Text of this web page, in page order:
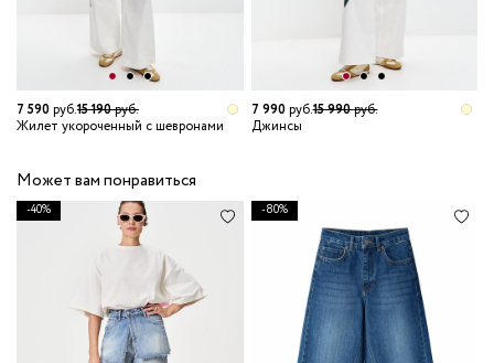
7 590руб.15 190руб.
Жилет укороченный с шевронами
7 990руб.15 990руб.
Джинсы
Может вам понравиться
-40% -80%